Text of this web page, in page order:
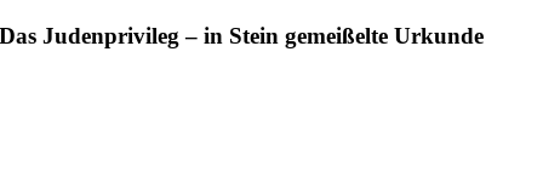
Das Judenprivileg – in Stein gemeißelte Urkunde